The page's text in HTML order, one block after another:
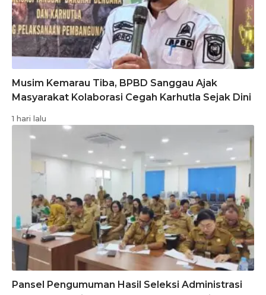
Musim Kemarau Tiba, BPBD Sanggau Ajak
Masyarakat Kolaborasi Cegah Karhutla Sejak Dini
1 hari lalu
Pansel Pengumuman Hasil Seleksi Administrasi